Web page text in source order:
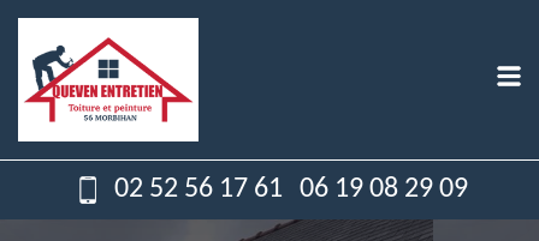
02 52 56 17 61 06 19 08 29 09